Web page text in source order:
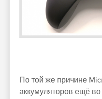
По той же причине
аккумуляторов ещё